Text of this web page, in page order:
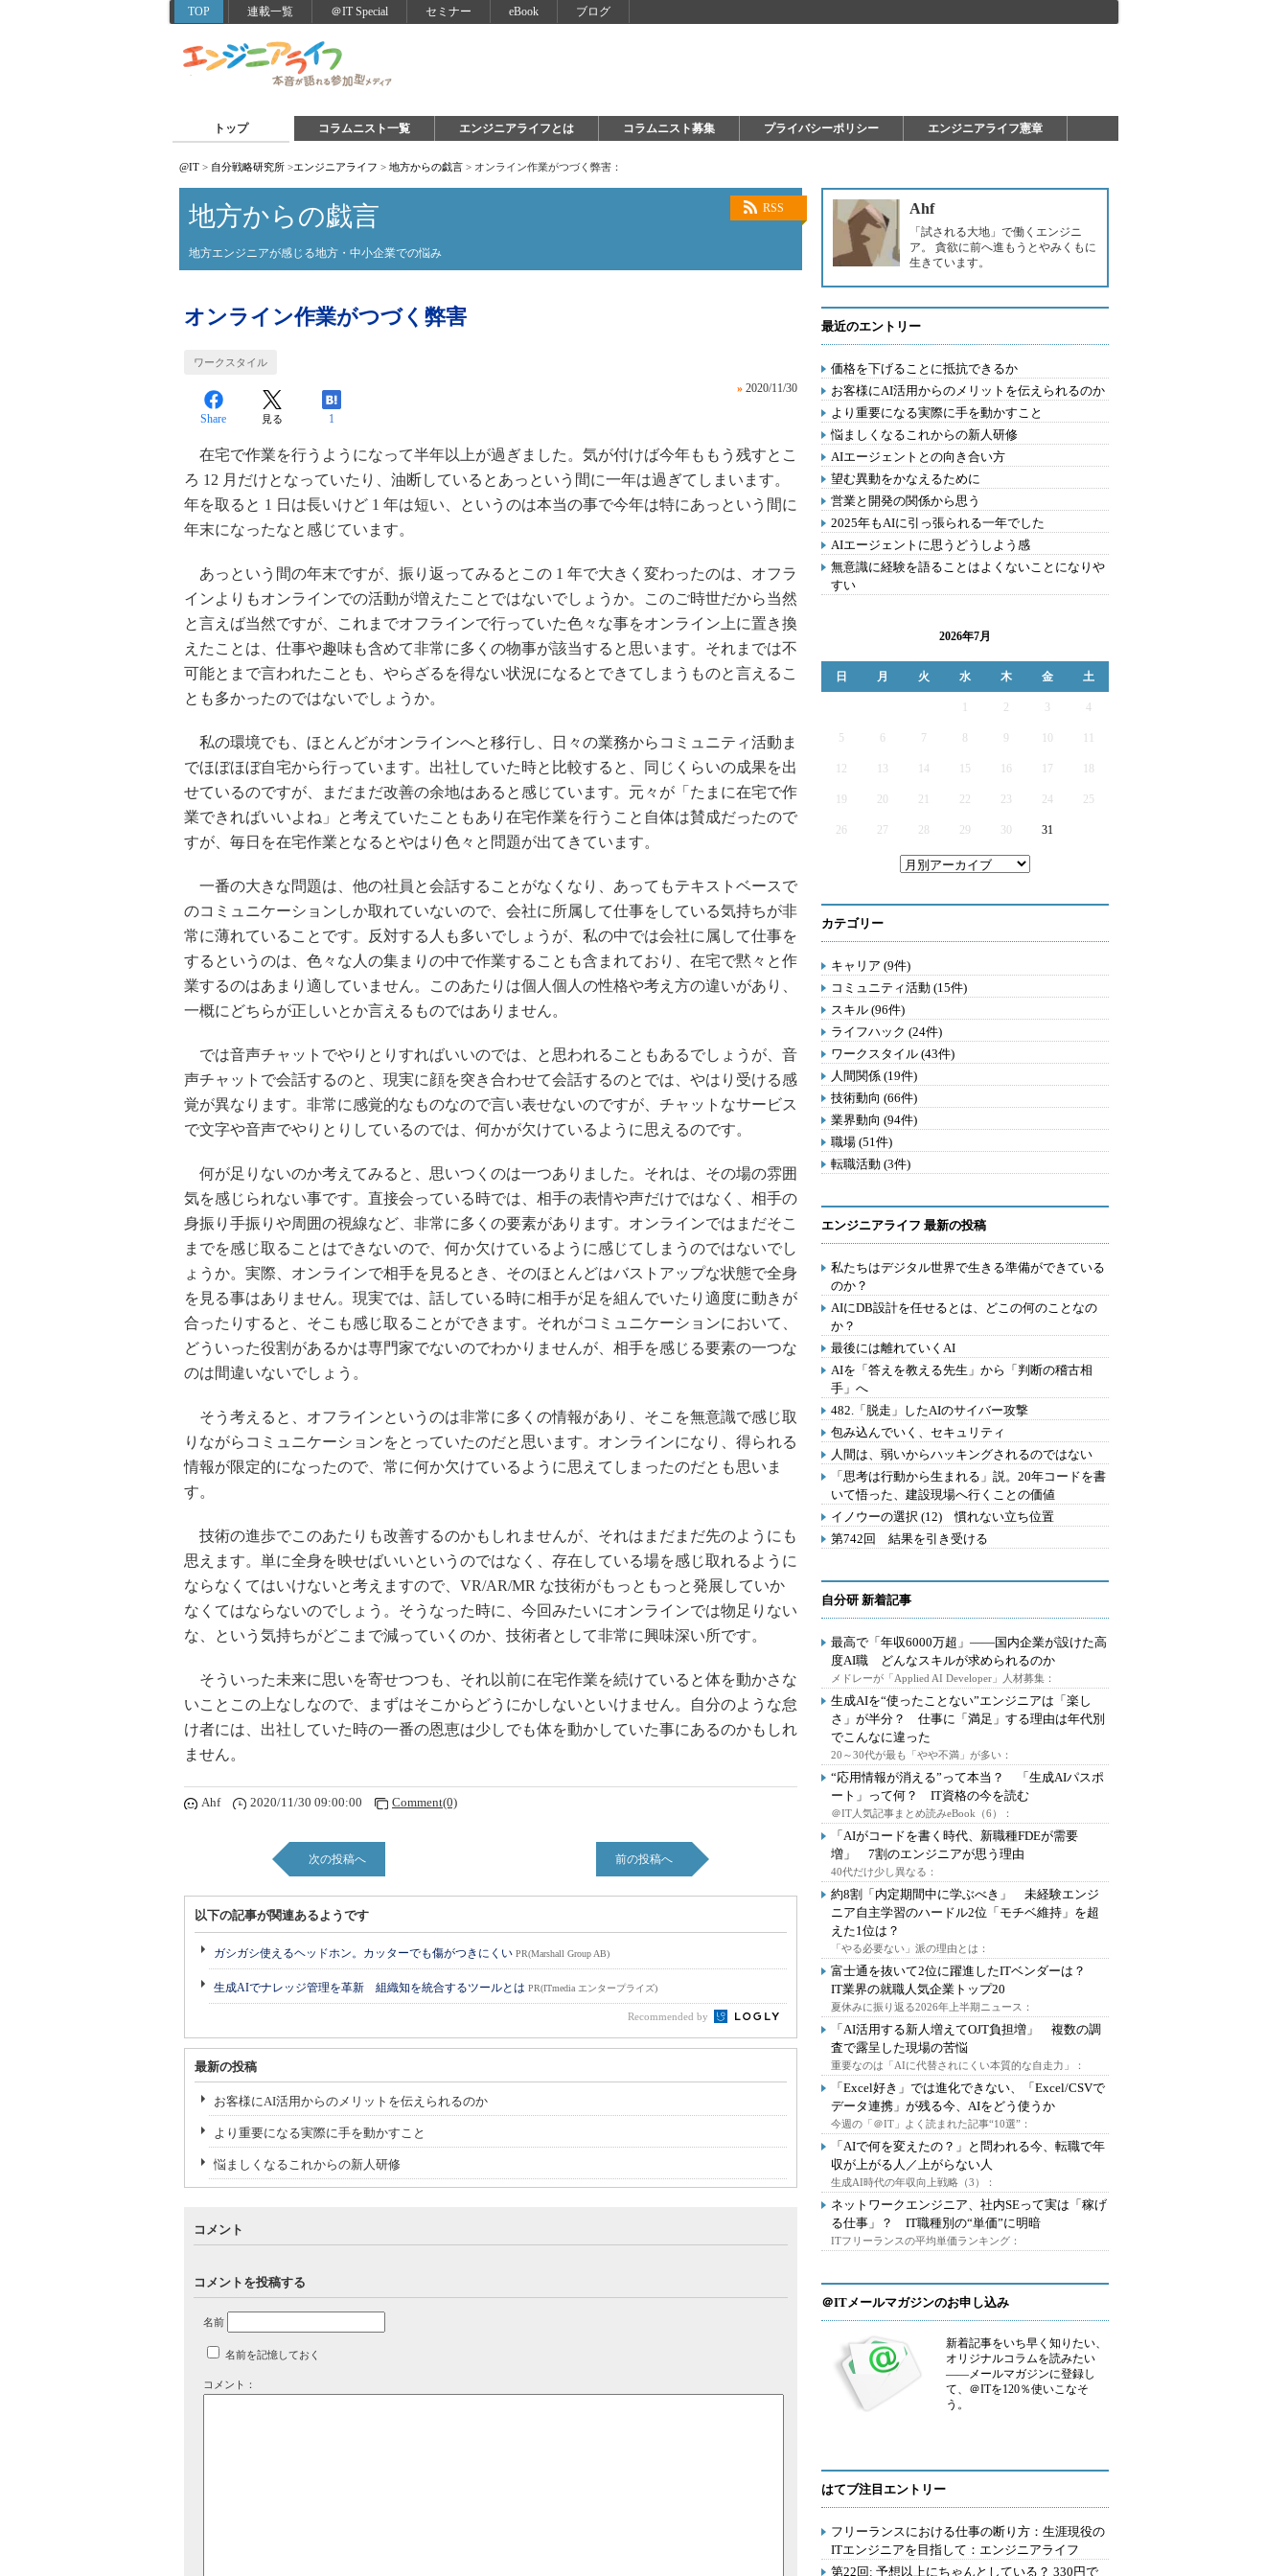
TOP 連載一覧 ＠IT Special セミナー eBook ブログ
トップ コラムニスト一覧 エンジニアライフとは コラムニスト募集 プライバシーポリシー エンジニアライフ憲章
@IT > 自分戦略研究所 >エンジニアライフ > 地方からの戯言 > オンライン作業がつづく弊害：
RSS
地方からの戯言
地方エンジニアが感じる地方・中小企業での悩み
オンライン作業がつづく弊害
ワークスタイル
» 2020/11/30
Share 見る 1
在宅で作業を行うようになって半年以上が過ぎました。気が付けば今年ももう残すとこ
ろ 12 月だけとなっていたり、油断しているとあっという間に一年は過ぎてしまいます。
年を取ると 1 日は長いけど 1 年は短い、というのは本当の事で今年は特にあっという間に
年末になったなと感じています。
あっという間の年末ですが、振り返ってみるとこの 1 年で大きく変わったのは、オフラ
インよりもオンラインでの活動が増えたことではないでしょうか。このご時世だから当然
と言えば当然ですが、これまでオフラインで行っていた色々な事をオンライン上に置き換
えたことは、仕事や趣味も含めて非常に多くの物事が該当すると思います。それまでは不
可能とまで言われたことも、やらざるを得ない状況になるとできてしまうものと言えるこ
とも多かったのではないでしょうか。
私の環境でも、ほとんどがオンラインへと移行し、日々の業務からコミュニティ活動ま
でほぼほぼ自宅から行っています。出社していた時と比較すると、同じくらいの成果を出
せているのですが、まだまだ改善の余地はあると感じています。元々が「たまに在宅で作
業できればいいよね」と考えていたこともあり在宅作業を行うこと自体は賛成だったので
すが、毎日を在宅作業となるとやはり色々と問題が出てきています。
一番の大きな問題は、他の社員と会話することがなくなり、あってもテキストベースで
のコミュニケーションしか取れていないので、会社に所属して仕事をしている気持ちが非
常に薄れていることです。反対する人も多いでしょうが、私の中では会社に属して仕事を
するというのは、色々な人の集まりの中で作業することも含まれており、在宅で黙々と作
業するのはあまり適していません。このあたりは個人個人の性格や考え方の違いがあり、
一概にどちらが正しいとか言えるものではありません。
では音声チャットでやりとりすればいいのでは、と思われることもあるでしょうが、音
声チャットで会話するのと、現実に顔を突き合わせて会話するのとでは、やはり受ける感
覚が異なります。非常に感覚的なものなので言い表せないのですが、チャットなサービス
で文字や音声でやりとりしているのでは、何かが欠けているように思えるのです。
何が足りないのか考えてみると、思いつくのは一つありました。それは、その場の雰囲
気を感じられない事です。直接会っている時では、相手の表情や声だけではなく、相手の
身振り手振りや周囲の視線など、非常に多くの要素があります。オンラインではまだそこ
までを感じ取ることはできないので、何か欠けているように感じてしまうのではないでし
ょうか。実際、オンラインで相手を見るとき、そのほとんどはバストアップな状態で全身
を見る事はありません。現実では、話している時に相手が足を組んでいたり適度に動きが
合ったりすると、そこも感じ取ることができます。それがコミュニケーションにおいて、
どういった役割があるかは専門家でないのでわかりませんが、相手を感じる要素の一つな
のは間違いないでしょう。
そう考えると、オフラインというのは非常に多くの情報があり、そこを無意識で感じ取
りながらコミュニケーションをとっていたのだと思います。オンラインになり、得られる
情報が限定的になったので、常に何か欠けているように思えてしまったのだとも思いま
す。
技術の進歩でこのあたりも改善するのかもしれませんが、それはまだまだ先のようにも
思えます。単に全身を映せばいいというのではなく、存在している場を感じ取れるように
ならなくてはいけないと考えますので、VR/AR/MR な技術がもっともっと発展していか
なくてはならないのでしょう。そうなった時に、今回みたいにオンラインでは物足りない
な、という気持ちがどこまで減っていくのか、技術者として非常に興味深い所です。
そういった未来に思いを寄せつつも、それ以前に在宅作業を続けていると体を動かさな
いことこの上なしなので、まずはそこからどうにかしないといけません。自分のような怠
け者には、出社していた時の一番の恩恵は少しでも体を動かしていた事にあるのかもしれ
ません。
Ahf 2020/11/30 09:00:00 Comment(0)
次の投稿へ 前の投稿へ
以下の記事が関連あるようです
ガシガシ使えるヘッドホン。カッターでも傷がつきにくい PR(Marshall Group AB)
生成AIでナレッジ管理を革新 組織知を統合するツールとは PR(ITmedia エンタープライズ)
Recommended by
最新の投稿
お客様にAI活用からのメリットを伝えられるのか
より重要になる実際に手を動かすこと
悩ましくなるこれからの新人研修
コメント
コメントを投稿する
名前
名前を記憶しておく
コメント：
Ahf
「試される大地」で働くエンジニ
ア。 貪欲に前へ進もうとやみくもに
生きています。
最近のエントリー
価格を下げることに抵抗できるか
お客様にAI活用からのメリットを伝えられるのか
より重要になる実際に手を動かすこと
悩ましくなるこれからの新人研修
AIエージェントとの向き合い方
望む異動をかなえるために
営業と開発の関係から思う
2025年もAIに引っ張られる一年でした
AIエージェントに思うどうしよう感
無意識に経験を語ることはよくないことになりや
すい
2026年7月
日 月 火 水 木 金 土
2 3 4
5 6 7 9
12 13 14 15 16 17
19 20 21 22 23 24 25
26 27 28 29 30 31
カテゴリー
キャリア (9件)
コミュニティ活動 (15件)
スキル (96件)
ライフハック (24件)
ワークスタイル (43件)
人間関係 (19件)
技術動向 (66件)
業界動向 (94件)
職場 (51件)
転職活動 (3件)
エンジニアライフ 最新の投稿
私たちはデジタル世界で生きる準備ができている
のか？
AIにDB設計を任せるとは、どこの何のことなの
か？
最後には離れていくAI
AIを「答えを教える先生」から「判断の稽古相
手」へ
482.「脱走」したAIのサイバー攻撃
包み込んでいく、セキュリティ
人間は、弱いからハッキングされるのではない
「思考は行動から生まれる」説。20年コードを書
いて悟った、建設現場へ行くことの価値
イノウーの選択 (12) 慣れない立ち位置
第742回 結果を引き受ける
自分研 新着記事
最高で「年収6000万超」――国内企業が設けた高
度AI職 どんなスキルが求められるのか
メドレーが「Applied AI Developer」人材募集：
生成AIを“使ったことない”エンジニアは「楽し
さ」が半分？ 仕事に「満足」する理由は年代別
でこんなに違った
20～30代が最も「やや不満」が多い：
“応用情報が消える”って本当？ 「生成AIパスポ
ート」って何？ IT資格の今を読む
＠IT人気記事まとめ読みeBook（6）：
「AIがコードを書く時代、新職種FDEが需要
増」 7割のエンジニアが思う理由
40代だけ少し異なる：
約8割「内定期間中に学ぶべき」 未経験エンジ
ニア自主学習のハードル2位「モチベ維持」を超
えた1位は？
「やる必要ない」派の理由とは：
富士通を抜いて2位に躍進したITベンダーは？
IT業界の就職人気企業トップ20
夏休みに振り返る2026年上半期ニュース：
「AI活用する新人増えてOJT負担増」 複数の調
査で露呈した現場の苦悩
重要なのは「AIに代替されにくい本質的な自走力」：
「Excel好き」では進化できない、「Excel/CSVで
データ連携」が残る今、AIをどう使うか
今週の「＠IT」よく読まれた記事“10選”：
「AIで何を変えたの？」と問われる今、転職で年
収が上がる人／上がらない人
生成AI時代の年収向上戦略（3）：
ネットワークエンジニア、社内SEって実は「稼げ
る仕事」？ IT職種別の“単価”に明暗
ITフリーランスの平均単価ランキング：
＠ITメールマガジンのお申し込み
新着記事をいち早く知りたい、
オリジナルコラムを読みたい
――メールマガジンに登録し
て、＠ITを120％使いこなそ
う。
はてブ注目エントリー
フリーランスにおける仕事の断り方：生涯現役の
ITエンジニアを目指して：エンジニアライフ
第22回: 予想以上にちゃんとしている？ 330円で